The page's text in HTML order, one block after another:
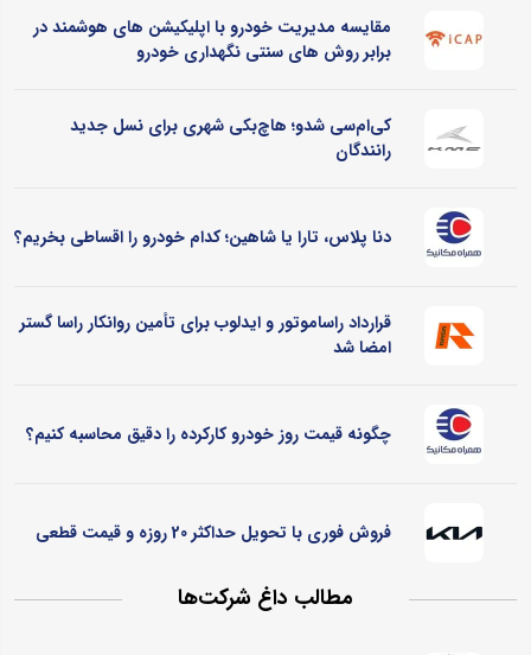
مقایسه مدیریت خودرو با اپلیکیشن های هوشمند در
برابر روش های سنتی نگهداری خودرو
کی‌ام‌سی شدو؛ هاچ‌بکی شهری برای نسل جدید
رانندگان
دنا پلاس، تارا یا شاهین؛ کدام خودرو را اقساطی بخریم؟
قرارداد راساموتور و ایدلوب برای تأمین روانکار راسا گستر
امضا شد
چگونه قیمت روز خودرو کارکرده را دقیق محاسبه کنیم؟
فروش فوری با تحویل حداکثر 20 روزه و قیمت قطعی
مطالب داغ شرکت‌ها